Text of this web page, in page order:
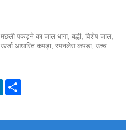
पकड़ने का जाल धागा, बद्धी, विशेष जाल,
आधारित कपड़ा, स्पनलेस कपड़ा, उच्च
LinkedIn